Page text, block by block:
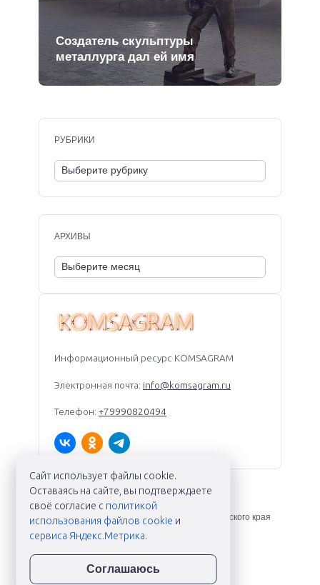
Создатель скульптуры
металлурга дал ей имя
Информационный ресурс KOMSAGRAM
Электронная почта: info@komsagram.ru
Телефон: +79990820494
РУБРИКИ
АРХИВЫ
KOMSAGRAM ©
Новости Комсомольска-на-Амуре и Хабаровского края
Сайт использует файлы cookie.
Оставаясь на сайте, вы подтверждаете
своё согласие с политикой
использования файлов cookie и
сервиса Яндекс.Метрика.
Соглашаюсь